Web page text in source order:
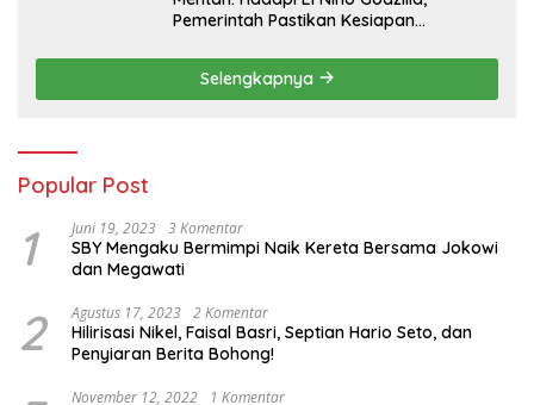
Pemerintah Pastikan Kesiapan
Pertanian Nasional
Selengkapnya
Popular Post
1 Juni 19, 2023 3 Komentar
SBY Mengaku Bermimpi Naik Kereta Bersama Jokowi
dan Megawati
2 Agustus 17, 2023 2 Komentar
Hilirisasi Nikel, Faisal Basri, Septian Hario Seto, dan
Penyiaran Berita Bohong!
November 12, 2022 1 Komentar